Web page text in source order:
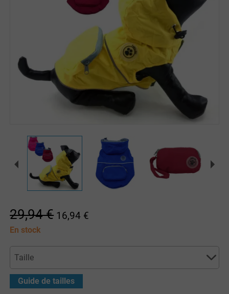
29,94 € 16,94 €
En stock
Guide de tailles